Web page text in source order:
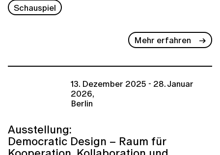
Schauspiel
Mehr erfahren
13. Dezember 2025 - 28. Januar
2026,
Berlin
Ausstellung:
Democratic Design – Raum für